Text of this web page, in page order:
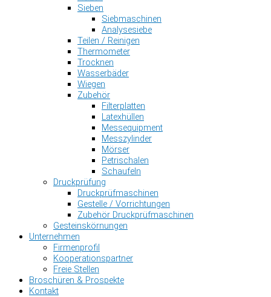
Sieben
Siebmaschinen
Analysesiebe
Teilen / Reinigen
Thermometer
Trocknen
Wasserbäder
Wiegen
Zubehör
Filterplatten
Latexhüllen
Messequipment
Messzylinder
Mörser
Petrischalen
Schaufeln
Druckprüfung
Druckprüfmaschinen
Gestelle / Vorrichtungen
Zubehör Druckprüfmaschinen
Gesteinskörnungen
Unternehmen
Firmenprofil
Kooperationspartner
Freie Stellen
Broschüren & Prospekte
Kontakt